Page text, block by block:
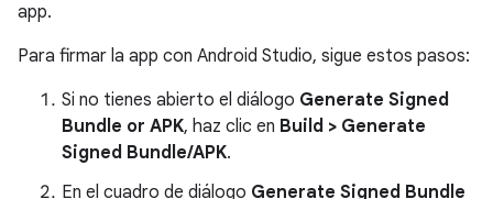
app.
Para firmar la app con Android Studio, sigue estos pasos:
Si no tienes abierto el diálogo Generate Signed
Bundle or APK, haz clic en Build > Generate
Signed Bundle/APK.
En el cuadro de diálogo Generate Signed Bundle